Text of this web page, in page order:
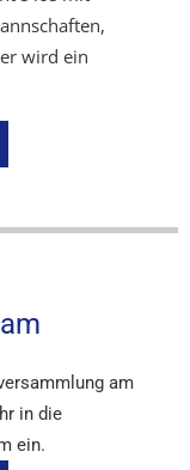
wird ein
am
in die
ein.